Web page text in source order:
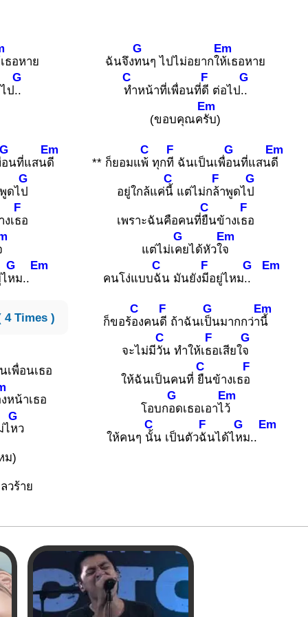
ธอหาย
ป
G
..
G
อนที่แสน
Em
ดี
ดไ
G
ป
เ
F
ธอ
G
หม..
Em
Times )
เพื่อนเธอ
หน้าเธอ
ไ
G
หว
ม)
วร้าย
ฉันจึง
G
ทนๆ ไปไม่อยากใ
Em
ห้เธอหาย
C
ทำหน้าที่เพื่อนที่
F
ดี ต่อไป
G
..
(ขอบคุณค
Em
รับ)
** ก็ยอมแ
C
พ้ ทุก
F
ที ฉันเป็นเพื่
G
อนที่แสน
Em
ดี
อยู่ใกล้แค่
C
นี้ แต่ไม่ก
F
ล้าพูดไ
G
ป
เพราะฉันคือคนที่
C
ยืนข้างเ
F
ธอ
แต่ไม่เ
G
คยได้หัวใ
Em
จ
คนโง่แบบ
C
ฉัน มันยัง
F
มีอยู่ไหม
G
..
Em
ก็ขอร้
C
องคน
F
ดี ถ้าฉันเ
G
ป็นมากกว่า
Em
นี้
จะไม่มี
C
วัน ทำให้เ
F
ธอเสียใ
G
จ
ให้ฉันเป็นคนที่
C
ยืนข้างเธ
F
อ
โอบก
G
อดเธอเอาไ
Em
ว้
ให้คนๆ
C
นั้น เป็นตัว
F
ฉันได้ไ
G
หม..
Em